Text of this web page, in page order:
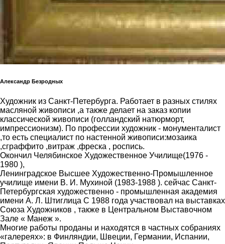
Александр Безродных
Художник из Санкт-Петербурга. Работает в разных стилях
масляной живописи ,а также делает на заказ копии
классической живописи (голландский натюрморт,
импрессионизм). По профессии художник - монументалист
,то есть специалист по настенной живописи:мозаика
,сграффито ,витраж ,фреска , роспись.
Окончил Челябинское Художественное Училище(1976 -
1980 ),
Ленинградское Высшее Художественно-Промышленное
училище имени В. И. Мухиной (1983-1988 ). сейчас Санкт-
Петербургская художественно - промышленная академия
имени А. Л. Штиглица С 1988 года участвовал на выставках
Союза Художников , также в Центральном Выставочном
Зале « Манеж ».
Многие работы проданы и находятся в частных собраниях
«галереях»: в Финляндии, Швеции, Германии, Испании,